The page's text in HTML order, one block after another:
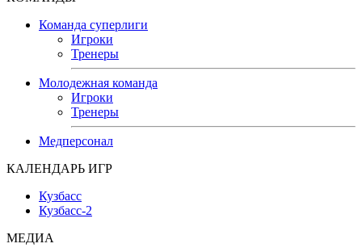
Команда суперлиги
Игроки
Тренеры
Молодежная команда
Игроки
Тренеры
Медперсонал
КАЛЕНДАРЬ ИГР
Кузбасс
Кузбасс-2
МЕДИА